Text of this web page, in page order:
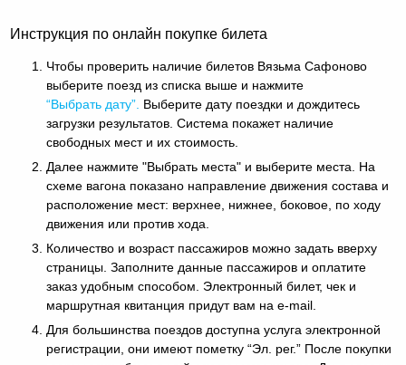
Инструкция по онлайн покупке билета
Чтобы проверить наличие билетов Вязьма Сафоново
выберите поезд из списка выше и нажмите
“Выбрать дату”. Выберите дату поездки и дождитесь
загрузки результатов. Система покажет наличие
свободных мест и их стоимость.
Далее нажмите "Выбрать места" и выберите места. На
схеме вагона показано направление движения состава и
расположение мест: верхнее, нижнее, боковое, по ходу
движения или против хода.
Количество и возраст пассажиров можно задать вверху
страницы. Заполните данные пассажиров и оплатите
заказ удобным способом. Электронный билет, чек и
маршрутная квитанция придут вам на e-mail.
Для большинства поездов доступна услуга электронной
регистрации, они имеют пометку “Эл. рег.” После покупки